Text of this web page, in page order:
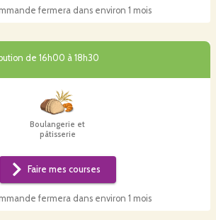
fermera dans environ 1 mois
de 16h00 à 18h30
Boulangerie et
pâtisserie
Faire mes courses
fermera dans environ 1 mois